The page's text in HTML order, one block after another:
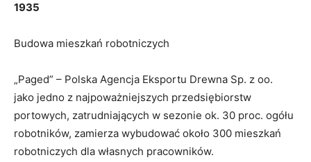
1935
Budowa mieszkań robotniczych
„Paged” – Polska Agencja Eksportu Drewna Sp. z oo.
jako jedno z najpoważniejszych przedsiębiorstw
portowych, zatrudniających w sezonie ok. 30 proc. ogółu
robotników, zamierza wybudować około 300 mieszkań
robotniczych dla własnych pracowników.